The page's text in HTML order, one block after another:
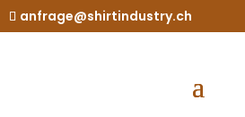
anfrage@shirtindustry.ch